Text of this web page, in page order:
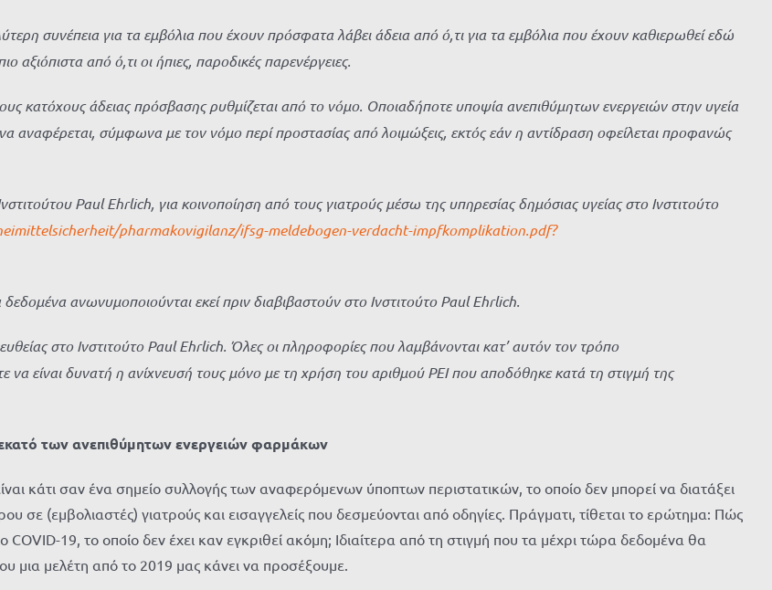
συνέπεια για τα εμβόλια που έχουν πρόσφατα λάβει άδεια από ό,τι για τα εμβόλια που έχουν καθιερωθεί εδώ
αξιόπιστα από ό,τι οι ήπιες, παροδικές παρενέργειες.
κατόχους άδειας πρόσβασης ρυθμίζεται από το νόμο. Οποιαδήποτε υποψία ανεπιθύμητων ενεργειών στην υγεία
αναφέρεται, σύμφωνα με τον νόμο περί προστασίας από λοιμώξεις, εκτός εάν η αντίδραση οφείλεται προφανώς
Paul Ehrlich, για κοινοποίηση από τους γιατρούς μέσω της υπηρεσίας δημόσιας υγείας στο Ινστιτούτο
pharmakovigilanz/ifsg-meldebogen-verdacht-impfkomplikation.pdf?
ανωνυμοποιούνται εκεί πριν διαβιβαστούν στο Ινστιτούτο Paul Ehrlich.
στο Ινστιτούτο Paul Ehrlich. Όλες οι πληροφορίες που λαμβάνονται κατ’ αυτόν τον τρόπο
είναι δυνατή η ανίχνευσή τους μόνο με τη χρήση του αριθμού PEI που αποδόθηκε κατά τη στιγμή της
των ανεπιθύμητων ενεργειών φαρμάκων
κάτι σαν ένα σημείο συλλογής των αναφερόμενων ύποπτων περιστατικών, το οποίο δεν μπορεί να διατάξει
σε (εμβολιαστές) γιατρούς και εισαγγελείς που δεσμεύονται από οδηγίες. Πράγματι, τίθεται το ερώτημα: Πώς
19, το οποίο δεν έχει καν εγκριθεί ακόμη; Ιδιαίτερα από τη στιγμή που τα μέχρι τώρα δεδομένα θα
μια μελέτη από το 2019 μας κάνει να προσέξουμε.